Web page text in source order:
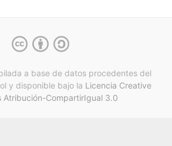
a base de datos procedentes del
y disponible bajo la Licencia Creative
Atribución-CompartirIgual 3.0